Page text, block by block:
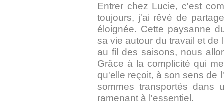
Entrer chez Lucie, c'est
toujours, j'ai rêvé de
éloignée. Cette paysanne
sa vie autour du travail et de
au fil des saisons, nous
Grâce à la complicité qui
qu'elle reçoit, à son sens de
sommes transportés dans
ramenant à l'essentiel.